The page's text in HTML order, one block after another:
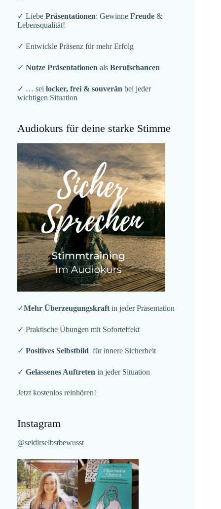
✓ Liebe Präsentationen: Gewinne Freude &
Lebensqualität!
✓ Entwickle Präsenz für mehr Erfolg
✓ Nutze Präsentationen als Berufschancen
✓ … sei locker, frei & souverän bei jeder
wichtigen Situation
Audiokurs für deine starke Stimme
✓Mehr Überzeugungskraft in jeder Präsentation
✓ Praktische Übungen mit Soforteffekt
✓ Positives Selbstbild für innere Sicherheit
✓ Gelassenes Auftreten in jeder Situation
Jetzt kostenlos reinhören!
Instagram
@seidirselbstbewusst